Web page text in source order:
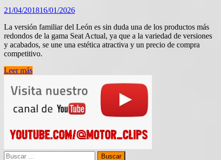
e-
Hybrid
21/04/201816/01/2026
La versión familiar del León es sin duda una de los productos más
redondos de la gama Seat Actual, ya que a la variedad de versiones
y acabados, se une una estética atractiva y un precio de compra
competitivo.
Probamos
Seat
León
150
CV
Leer más
Buscar: